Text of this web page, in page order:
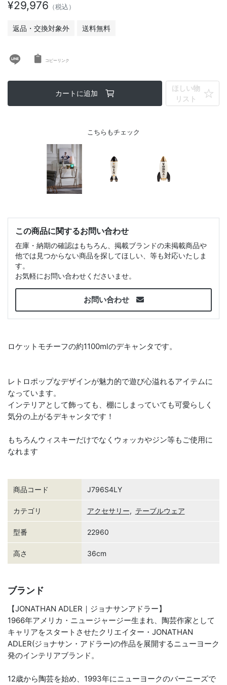
¥29,976 （税込）
返品・交換対象外 送料無料
コピーリンク
カートに追加
ほしい物
リスト
こちらもチェック
この商品に関するお問い合わせ
在庫・納期の確認はもちろん、掲載ブランドの未掲載商品や
他では見つからない商品を探してほしい、等も対応いたしま
す。
お気軽にお問い合わせくださいませ。
お問い合わせ
ロケットモチーフの約1100mlのデキャンタです。
レトロポップなデザインが魅力的で遊び心溢れるアイテムに
なっています。
インテリアとして飾っても、棚にしまっていても可愛らしく
気分の上がるデキャンタです！
もちろんウィスキーだけでなくウォッカやジン等もご使用に
なれます
商品コード J796S4LY
カテゴリ アクセサリー, テーブルウェア
型番 22960
高さ 36cm
ブランド
【JONATHAN ADLER｜ジョナサンアドラー】
1966年アメリカ・ニュージャージー生まれ、陶芸作家として
キャリアをスタートさせたクリエイター・JONATHAN
ADLER(ジョナサン・アドラー)の作品を展開するニューヨーク
発のインテリアブランド。
12歳から陶芸を始め、1993年にニューヨークのバーニーズで